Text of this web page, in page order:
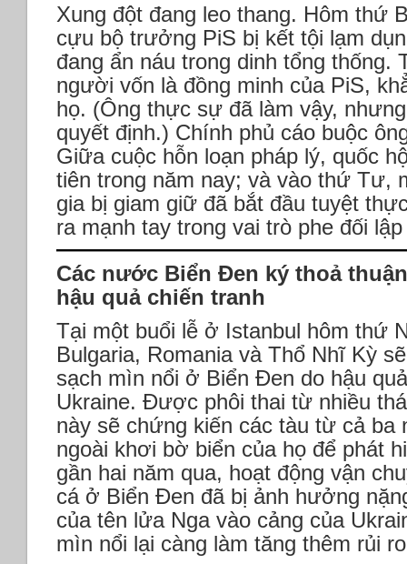
Xung đột đang leo thang. Hôm thứ
cựu bộ trưởng PiS bị kết tội lạm
đang ẩn náu trong dinh tổng thống.
người vốn là đồng minh của PiS,
họ. (Ông thực sự đã làm vậy,
quyết định.) Chính phủ cáo buộc
Giữa cuộc hỗn loạn pháp lý, quốc
tiên trong năm nay; và vào thứ Tư,
gia bị giam giữ đã bắt đầu tuyệt
ra mạnh tay trong vai trò phe đối
Các nước Biển Đen ký thoả
hậu quả chiến tranh
Tại một buổi lễ ở Istanbul hôm thứ
Bulgaria, Romania và Thổ Nhĩ Kỳ
sạch mìn nổi ở Biển Đen do hậu
Ukraine. Được phôi thai từ nhiều
này sẽ chứng kiến các tàu từ cả ba
ngoài khơi bờ biển của họ để phát
gần hai năm qua, hoạt động vận
cá ở Biển Đen đã bị ảnh hưởng
của tên lửa Nga vào cảng của
mìn nổi lại càng làm tăng thêm rủi